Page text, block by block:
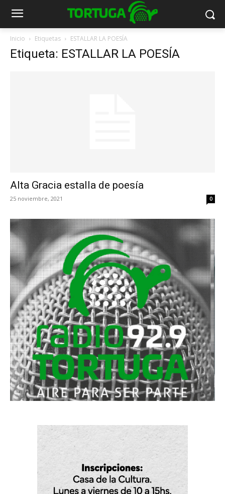
Inicio Etiquetas ESTALLAR LA POESÍA
Etiqueta: ESTALLAR LA POESÍA
Alta Gracia estalla de poesía
25 noviembre, 2021 0